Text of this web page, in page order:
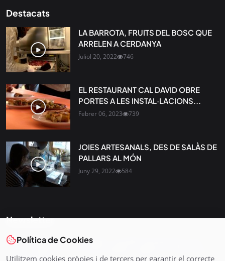
Destacats
LA BARROTA, FRUITS DEL BOSC QUE
ARRELEN A CERDANYA
Juliol 20, 2022 746
EL RESTAURANT CAL DAVID OBRE
PORTES A LES INSTAL·LACIONS...
Febrer 06, 2023 739
JOIES ARTESANALS, DES DE SALÀS DE
PALLARS AL MÓN
Juny 29, 2022 584
Newsletter
Tota l’actualitat, seleccionada i enviada directament al teu
Política de Cookies
Utilitzem cookies pròpies i de tercers per garantir el correcte